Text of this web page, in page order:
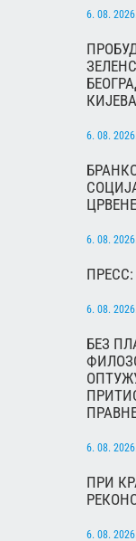
6. 08.
6. 08.
6. 08.
6. 08.
БЕЗ
6. 08.
ПРИ
6. 08.